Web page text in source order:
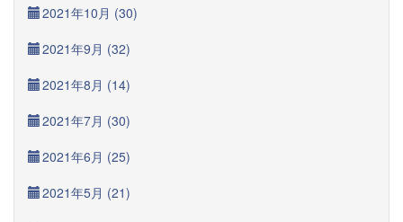
2021年10月 (30)
2021年9月 (32)
2021年8月 (14)
2021年7月 (30)
2021年6月 (25)
2021年5月 (21)